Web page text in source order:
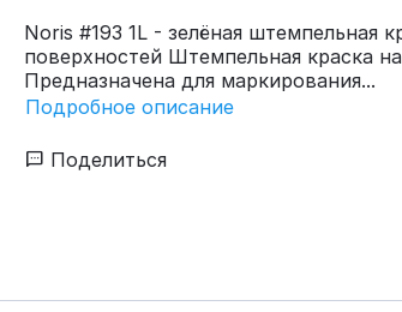
Noris #193 1L - зелёная штемпельная
поверхностей Штемпельная краска
Предназначена для маркирования...
Подробное описание
Поделиться